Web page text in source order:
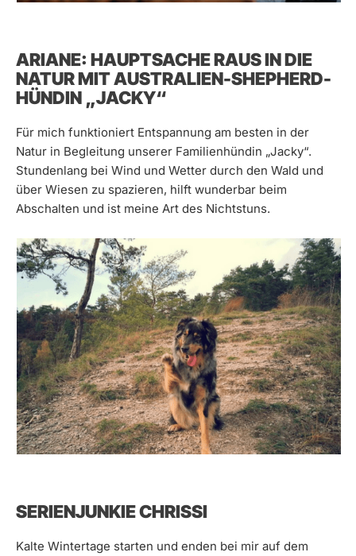
ARIANE: HAUPTSACHE RAUS IN DIE
NATUR MIT AUSTRALIEN-SHEPHERD-
HÜNDIN „JACKY“
Für mich funktioniert Entspannung am besten in der
Natur in Begleitung unserer Familienhündin „Jacky“.
Stundenlang bei Wind und Wetter durch den Wald und
über Wiesen zu spazieren, hilft wunderbar beim
Abschalten und ist meine Art des Nichtstuns.
SERIENJUNKIE CHRISSI
Kalte Wintertage starten und enden bei mir auf dem